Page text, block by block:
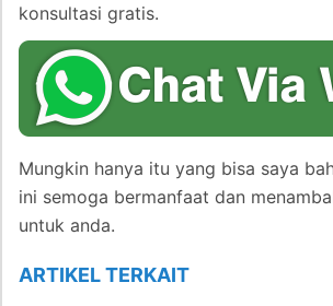
konsultasi gratis.
Mungkin hanya itu yang bisa saya
ini semoga bermanfaat dan
untuk anda.
ARTIKEL TERKAIT